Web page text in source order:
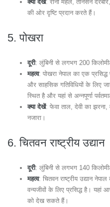
क्या देखें: रानी महल, तानसेन
की ओर दृष्टि प्रदान करते हैं।
5.पोखरा
दूरी: लुंबिनी से लगभग 200
महत्व: पोखरा नेपाल का एक
और साहसिक गतिविधियों के लिए
स्थित है और यहां से अन्नपूर्णा
क्या देखें: फेवा ताल, देवी का
नजारा।
6.चितवन राष्ट्रीय उद्यान
दूरी: लुंबिनी से लगभग 140
महत्व: चितवन राष्ट्रीय उद्यान
वन्यजीवों के लिए प्रसिद्ध है। यहां
को देख सकते हैं।